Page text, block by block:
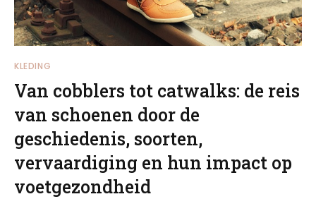
KLEDING
Van cobblers tot catwalks: de reis
van schoenen door de
geschiedenis, soorten,
vervaardiging en hun impact op
voetgezondheid